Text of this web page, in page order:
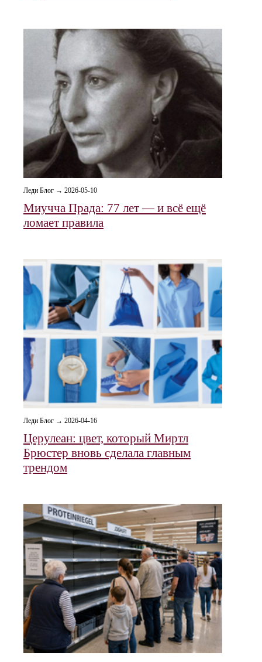
Леди Блог → 2026-05-10
Миучча Прада: 77 лет — и всё ещё
ломает правила
Леди Блог → 2026-04-16
Церулеан: цвет, который Миртл
Брюстер вновь сделала главным
трендом